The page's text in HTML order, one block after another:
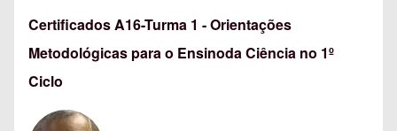
Certificados A16-Turma 1 - Orientações
Metodológicas para o Ensinoda Ciência no 1º
Ciclo